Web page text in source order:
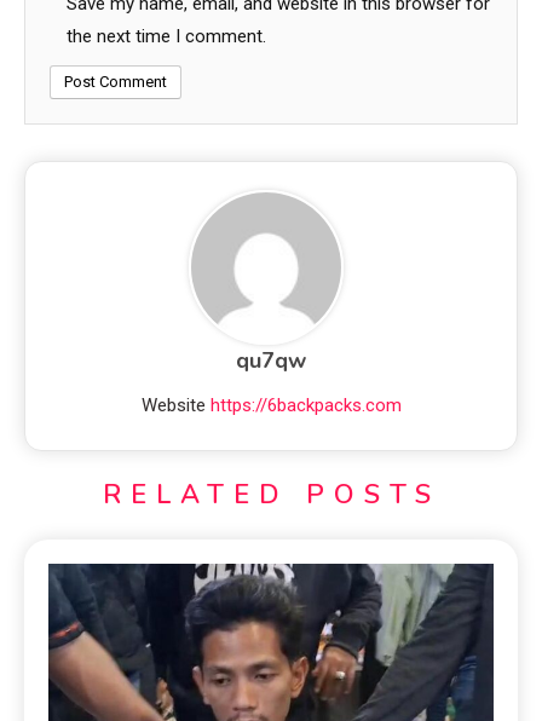
the next time I comment.
qu7qw
Website https://6backpacks.com
RELATED POSTS